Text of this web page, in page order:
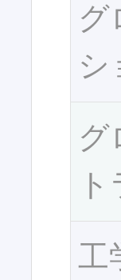
グ
シ
グ
工